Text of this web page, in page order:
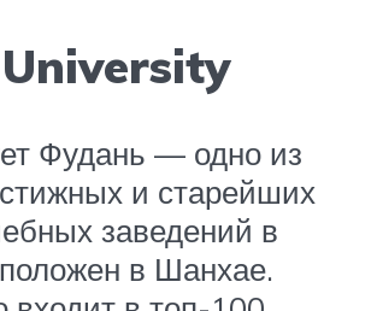
Фудань — одно из
и старейших
заведений в
в Шанхае.